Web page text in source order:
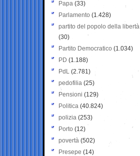
Papa (33)
Parlamento (1.428)
partito del popolo della libertà
(30)
Partito Democratico (1.034)
PD (1.188)
PdL (2.781)
pedofilia (25)
Pensioni (129)
Politica (40.824)
polizia (253)
Porto (12)
povertà (502)
Presepe (14)